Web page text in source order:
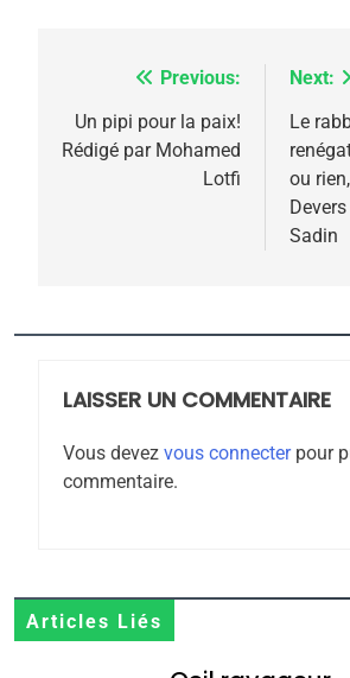
Navigation
de
l’article
Previous:
Un pipi pour la paix!
Rédigé par Mohamed
Lotfi
Next:
Le
ou
Sadin
LAISSER UN COMMENTAIRE
Vous devez vous connecterpour
commentaire.
Articles Liés
5
2025,
meurtrière
rapport
ISRAÉL
FIÈRE, DIGNE
MA JUDAÏTE
ISRAÉL JUDAISME
7
8